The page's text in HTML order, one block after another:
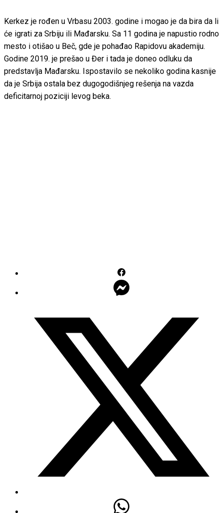
Kerkez je rođen u Vrbasu 2003. godine i mogao je da bira da li
će igrati za Srbiju ili Mađarsku. Sa 11 godina je napustio rodno
mesto i otišao u Beč, gde je pohađao Rapidovu akademiju.
Godine 2019. je prešao u Đer i tada je doneo odluku da
predstavlja Mađarsku. Ispostavilo se nekoliko godina kasnije
da je Srbija ostala bez dugogodišnjeg rešenja na vazda
deficitarnoj poziciji levog beka.